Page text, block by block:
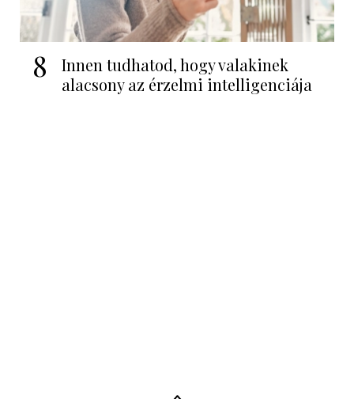
8
Innen tudhatod, hogy valakinek
alacsony az érzelmi intelligenciája